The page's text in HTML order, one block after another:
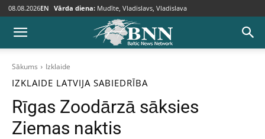
08.08.2026EN Vārda diena: Mudīte, Vladislavs, Vladislava
Sākums Izklaide
IZKLAIDE LATVIJA SABIEDRĪBA
Rīgas Zoodārzā sāksies
Ziemas naktis